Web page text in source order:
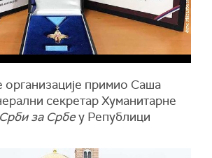
организације примио Саша
секретар Хуманитарне
Срби за Србеу Републици